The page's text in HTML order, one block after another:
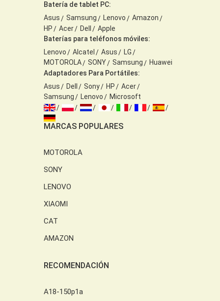
Batería de tablet PC:
Asus
Samsung Lenovo
Amazon
HP
Acer Dell
Apple
Baterías para teléfonos móviles:
Lenovo
Alcatel Asus
LG
MOTOROLA
SONY Samsung
Huawei
Adaptadores Para Portátiles:
Asus
Dell Sony HP
Acer
Samsung
Lenovo Microsoft
MARCAS POPULARES
MOTOROLA
SONY
LENOVO
XIAOMI
CAT
AMAZON
RECOMENDACIÓN
A18-150p1a